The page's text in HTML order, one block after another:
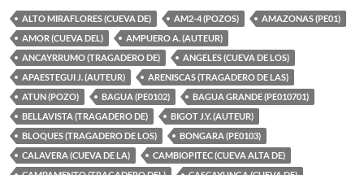
ALTO MIRAFLORES (CUEVA DE) AM2-4 (POZOS)
AMAZONAS (PE01)
AMOR (CUEVA DEL)
AMPUERO A. (AUTEUR)
ANCAYRRUMO (TRAGADERO DE)
ANGELES (CUEVA DE LOS)
APAESTEGUI J. (AUTEUR)
ARENISCAS (TRAGADERO DE LAS)
ATUN (POZO)
BAGUA (PE0102)
BAGUA GRANDE (PE010701)
BELLAVISTA (TRAGADERO DE)
BIGOT J.Y. (AUTEUR)
BLOQUES (TRAGADERO DE LOS)
BONGARA (PE0103)
CALAVERA (CUEVA DE LA)
CAMBIOPITEC (CUEVA ALTA DE)